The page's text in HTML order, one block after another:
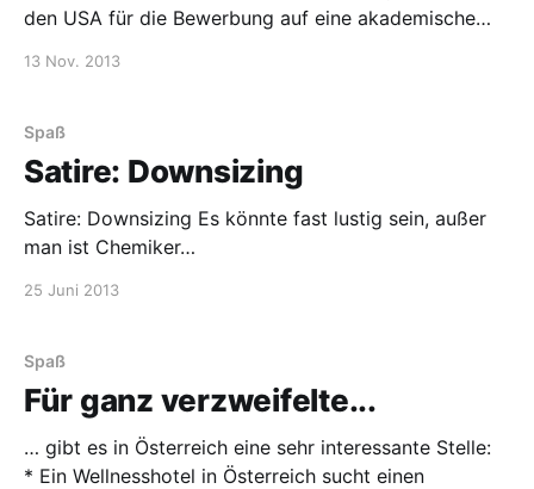
den USA für die Bewerbung auf eine akademische
13 Nov. 2013
Spaß
Satire: Downsizing
Satire: Downsizing Es könnte fast lustig sein, außer
man ist Chemiker…
25 Juni 2013
Spaß
Für ganz verzweifelte...
… gibt es in Österreich eine sehr interessante Stelle:
* Ein Wellnesshotel in Österreich sucht einen